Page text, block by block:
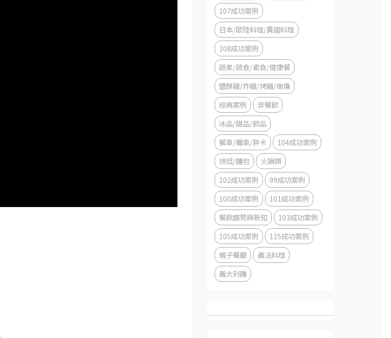
107成功案例
日本/歐陸料理/異國料理
108成功案例
蔬果/蔬食/素食/健康餐
鹽酥雞/炸雞/烤雞/串燒
經典案例
非餐飲
冰品/甜品/飲品
餐車/攤車/胖卡
104成功案例
烘焙/麵包
火鍋類
102成功案例
99成功案例
100成功案例
101成功案例
餐飲趨勢與新知
103成功案例
105成功案例
115成功案例
親子餐廳
義法料理
義大利麵